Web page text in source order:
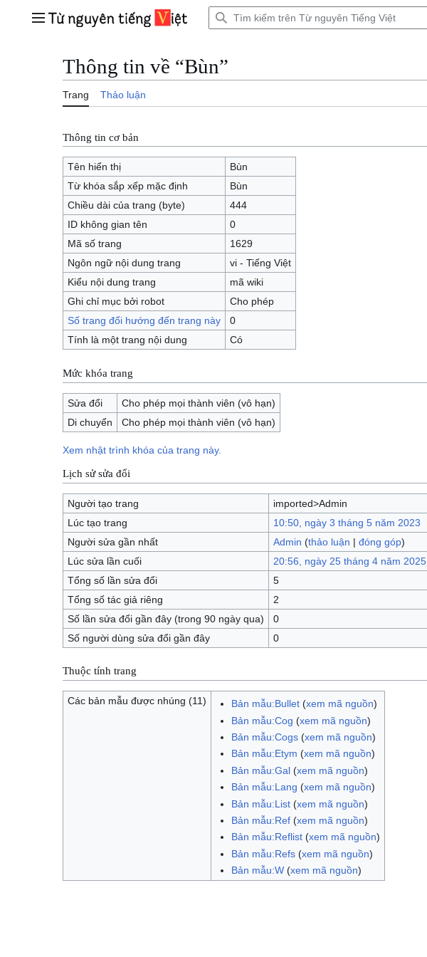
Trình đơn chính
Thông tin về “Bùn”
Trang Thảo luận
Thông tin cơ bản
Tên hiển thị
Bùn
Từ khóa sắp xếp mặc định
Bùn
Chiều dài của trang (byte)
444
ID không gian tên
0
Mã số trang
1629
Ngôn ngữ nội dung trang
vi - Tiếng Việt
Kiểu nội dung trang
mã wiki
Ghi chỉ mục bởi robot
Cho phép
Số trang đổi hướng đến trang này
0
Tính là một trang nội dung
Có
Mức khóa trang
Sửa đổi
Cho phép mọi thành viên (vô hạn)
Di chuyển
Cho phép mọi thành viên (vô hạn)
Xem nhật trình khóa của trang này.
Lịch sử sửa đổi
Người tạo trang
imported>Admin
Lúc tạo trang
10:50, ngày 3 tháng 5 năm 2023
Người sửa gần nhất
Admin (thảo luận | đóng góp)
Lúc sửa lần cuối
20:56, ngày 25 tháng 4 năm 2025
Tổng số lần sửa đổi
5
Tổng số tác giả riêng
2
Số lần sửa đổi gần đây (trong 90 ngày qua)
0
Số người dùng sửa đổi gần đây
0
Thuộc tính trang
Các bản mẫu được nhúng (11) Bản mẫu:Bullet(xem mã nguồn)
Bản mẫu:Cog (xem mã nguồn)
Bản mẫu:Cogs(xem mã nguồn)
Bản mẫu:Etym (xem mã nguồn)
Bản mẫu:Gal(xem mã nguồn)
Bản mẫu:Lang (xem mã nguồn)
Bản mẫu:List(xem mã nguồn)
Bản mẫu:Ref(xem mã nguồn)
Bản mẫu:Reflist(xem mã nguồn)
Bản mẫu:Refs(xem mã nguồn)
Bản mẫu:W(xem mã nguồn)